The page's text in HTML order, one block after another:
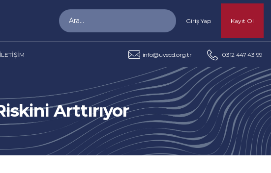
Giriş Yap Kayıt Ol
İLETİŞİM info@uvecd.org.tr 0312 447 43 99
Arttırıyor